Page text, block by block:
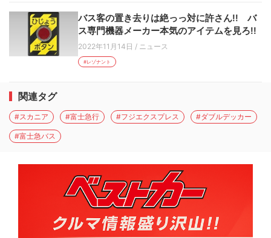
バス客の置き去りは絶っっ対に許さん!! バ
ス専門機器メーカー本気のアイテムを見ろ!!
2022年11月14日 / ニュース
#レゾナント
関連タグ
#スカニア #富士急行 #フジエクスプレス #ダブルデッカー
#富士急バス